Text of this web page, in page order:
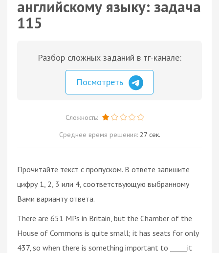
английскому языку: задача
115
Разбор сложных заданий в тг-канале:
Посмотреть
Сложность:
Среднее время решения: 27 сек.
Прочитайте текст с пропуском. В ответе запишите
цифру 1, 2, 3 или 4, соответствующую выбранному
Вами варианту ответа.
There are 651 MPs in Britain, but the Chamber of the
House of Commons is quite small; it has seats for only
437, so when there is something important to _____it